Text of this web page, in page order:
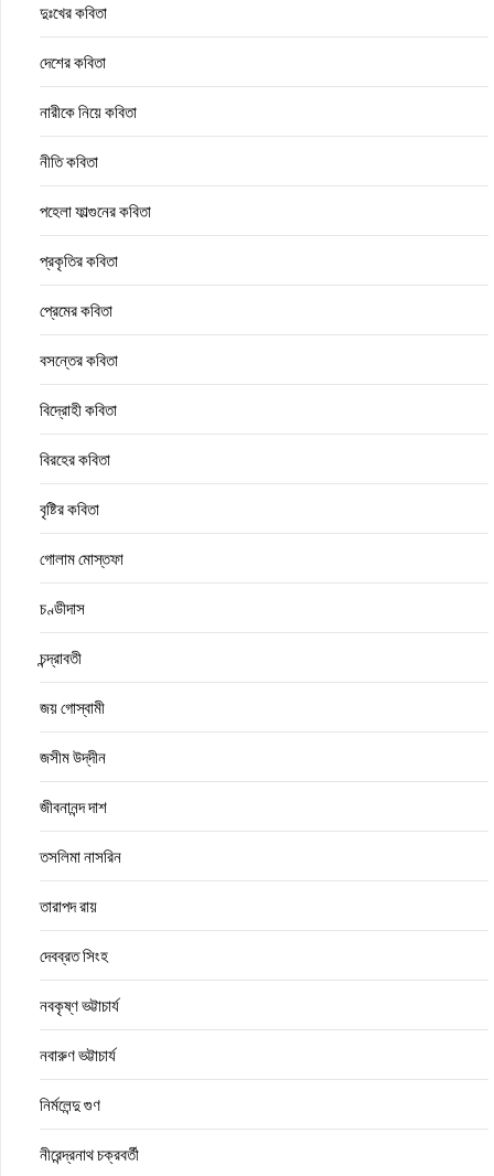
দুঃখের কবিতা
দেশের কবিতা
নারীকে নিয়ে কবিতা
নীতি কবিতা
পহেলা ফাল্গুনের কবিতা
প্রকৃতির কবিতা
প্রেমের কবিতা
বসন্তের কবিতা
বিদ্রোহী কবিতা
বিরহের কবিতা
বৃষ্টির কবিতা
গোলাম মোস্তফা
চণ্ডীদাস
চন্দ্রাবতী
জয় গোস্বামী
জসীম উদ্‌দীন
জীবনানন্দ দাশ
তসলিমা নাসরিন
তারাপদ রায়
দেবব্রত সিংহ
নবকৃষ্ণ ভট্টাচার্য
নবারুণ ভট্টাচার্য
নির্মলেন্দু গুণ
নীরেন্দ্রনাথ চক্রবর্তী